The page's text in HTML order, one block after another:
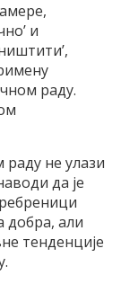
и
раду.
не улази
да је
добра, али
тенденције